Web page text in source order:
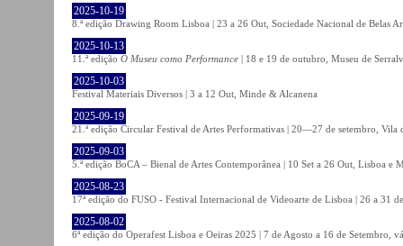
2025-10-19
8.ª edição Drawing Room Lisboa | 23 a 26 Out, Sociedade Nacional de Belas
2025-10-13
11.ª edição O Museu como Performance | 18 e 19 de outubro, Museu de
2025-10-03
Festival Materiais Diversos | 3 a 12 Out, Minde & Alcanena
2025-09-19
21.ª edição Circular Festival de Artes Performativas | 20—27 de setembro, Vila
2025-09-03
5.ª edição BoCA – Bienal de Artes Contemporânea | 10 Set a 26 Out, Lisboa e
2025-08-23
17ª edição do FUSO - Festival Internacional de Videoarte de Lisboa | 26 a 31
2025-08-02
6ª edição do Operafest Lisboa e Oeiras 2025 | 7 de Agosto a 16 de Setembro,